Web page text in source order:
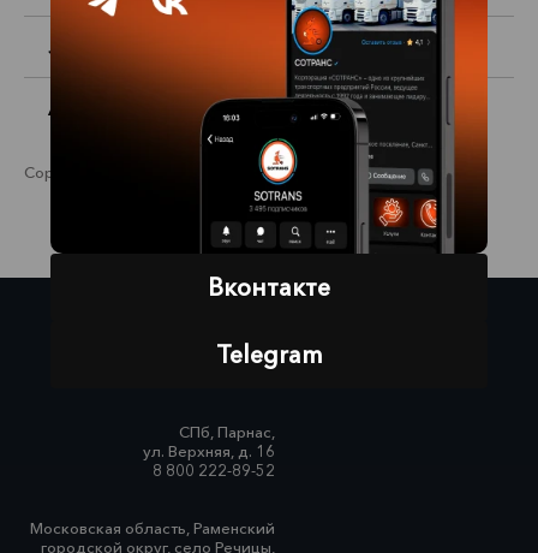
JAC
Автомобили с пробегом
Сортировка: цена (по возрастанию) цена (по убыванию)
ул. Промышленная, д. 3
8 800 222-14-82
СПб, Парнас,
ул. Верхняя, д. 16
8 800 222-89-52
Московская область, Раменский
городской округ, село Речицы,
Вконтакте
Telegram